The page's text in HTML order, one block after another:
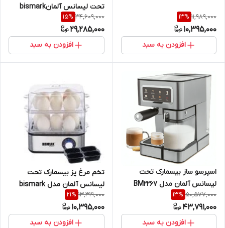
11,989,000
13%
10,395,000
افزودن به سبد
تحت لیسانس آلمانbismark
34,609,000
15%
29,285,000
افزودن به سبد
اسپرسو ساز بیسمارک تحت
لیسانس آلمان مدل BM2267
{اصلی} bismark
50,577,000
13%
43,791,000
افزودن به سبد
تخم مرغ پز بیسمارک تحت
لیسانس آلمان مدل bismark
4465
13,319,000
21%
10,395,000
افزودن به سبد